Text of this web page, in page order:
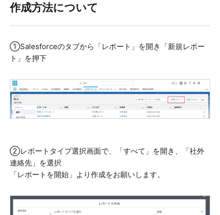
作成方法について
①Salesforceのタブから「レポート」を開き「新規レポー
ト」を押下
②レポートタイプ選択画面で、「すべて」を開き、「社外
連絡先」を選択
「レポートを開始」より作成をお願いします。